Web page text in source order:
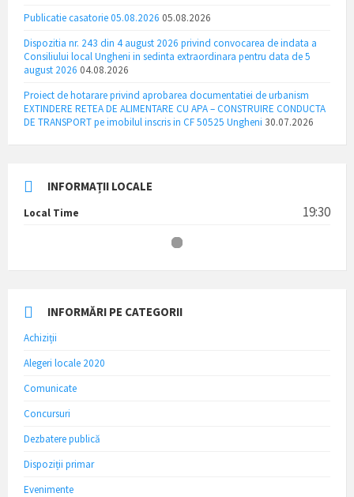
Publicatie casatorie 05.08.2026 05.08.2026
Dispozitia nr. 243 din 4 august 2026 privind convocarea de indata a
Consiliului local Ungheni in sedinta extraordinara pentru data de 5
august 2026 04.08.2026
Proiect de hotarare privind aprobarea documentatiei de urbanism
EXTINDERE RETEA DE ALIMENTARE CU APA – CONSTRUIRE CONDUCTA
DE TRANSPORT pe imobilul inscris in CF 50525 Ungheni 30.07.2026
INFORMAȚII LOCALE
Local Time 19:30
INFORMĂRI PE CATEGORII
Achiziții
Alegeri locale 2020
Comunicate
Concursuri
Dezbatere publică
Dispoziții primar
Evenimente